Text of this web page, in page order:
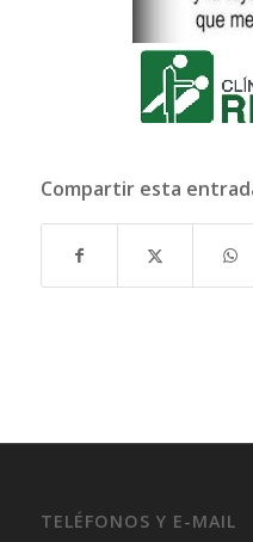
Compartir esta
TELÉFONOS Y E-MAIL